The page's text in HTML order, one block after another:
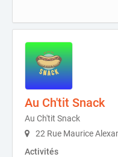
Au Ch'tit Snack
Au Ch'tit Snack
22 Rue Maurice
Activités